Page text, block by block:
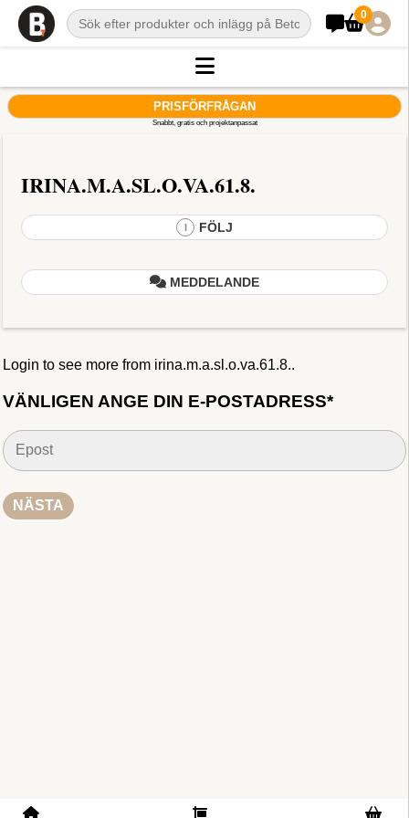
0
PRISFÖRFRÅGAN
Snabbt, gratis och projektanpassat
Login to see more from irina.m.a.sl.o.va.61.8..
VÄNLIGEN ANGE DIN E-POSTADRESS*
IRINA.M.A.SL.O.VA.61.8.
FÖLJ
MEDDELANDE